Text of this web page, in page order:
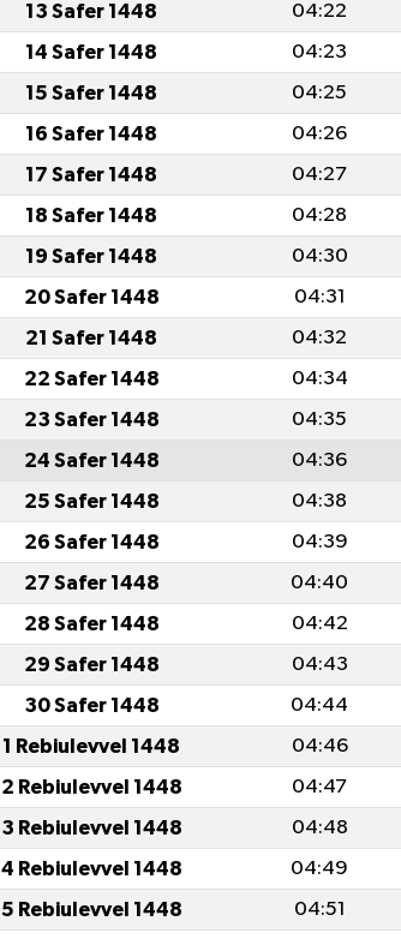
13 Safer 1448 04:22
14 Safer 1448 04:23
15 Safer 1448 04:25
16 Safer 1448 04:26
17 Safer 1448 04:27
18 Safer 1448 04:28
19 Safer 1448 04:30
20 Safer 1448 04:31
21 Safer 1448 04:32
22 Safer 1448 04:34
23 Safer 1448 04:35
24 Safer 1448 04:36
25 Safer 1448 04:38
26 Safer 1448 04:39
27 Safer 1448 04:40
28 Safer 1448 04:42
29 Safer 1448 04:43
30 Safer 1448 04:44
1 Rebiulevvel 1448 04:46
2 Rebiulevvel 1448 04:47
3 Rebiulevvel 1448 04:48
4 Rebiulevvel 1448 04:49
5 Rebiulevvel 1448 04:51